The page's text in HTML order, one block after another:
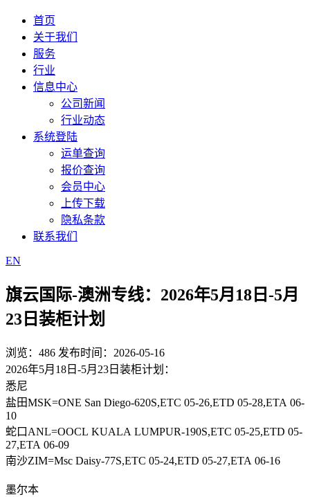
首页
关于我们
服务
行业
信息中心
公司新闻
行业动态
系统登陆
运单查询
报价查询
会员中心
上传下载
隐私条款
联系我们
EN
旗云国际-澳洲专线：2026年5月18日-5月
23日装柜计划
浏览：486 发布时间：2026-05-16
2026年5月18日-5月23日装柜计划：
悉尼
盐田MSK=ONE San Diego-620S,ETC 05-26,ETD 05-28,ETA 06-
10
蛇口ANL=OOCL KUALA LUMPUR-190S,ETC 05-25,ETD 05-
27,ETA 06-09
南沙ZIM=Msc Daisy-77S,ETC 05-24,ETD 05-27,ETA 06-16
墨尔本